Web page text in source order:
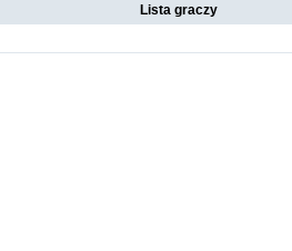
Lista graczy